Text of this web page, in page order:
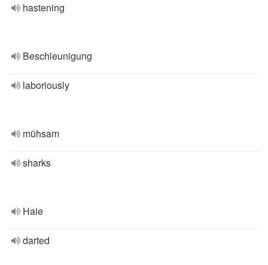
hastening
Beschleunigung
laboriously
mühsam
sharks
Haie
darted